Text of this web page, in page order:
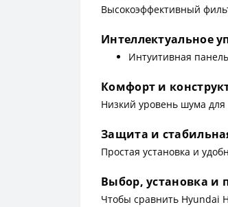
Высокоэффективный
Интеллектуальное
Интуитивная
Комфорт и
Низкий уровень шума
Защита и
Простая установка и
Выбор, установка и
Чтобы сравнить Hyundai